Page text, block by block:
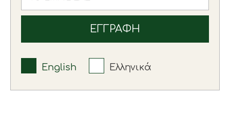
English Ελληνικά